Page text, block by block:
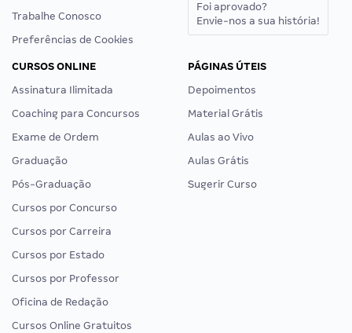
Trabalhe Conosco
Preferências de Cookies
Foi aprovado?
Envie-nos a sua história!
CURSOS ONLINE
Assinatura Ilimitada
Coaching para Concursos
Exame de Ordem
Graduação
Pós-Graduação
Cursos por Concurso
Cursos por Carreira
Cursos por Estado
Cursos por Professor
Oficina de Redação
Cursos Online Gratuitos
PÁGINAS ÚTEIS
Depoimentos
Material Grátis
Aulas ao Vivo
Aulas Grátis
Sugerir Curso